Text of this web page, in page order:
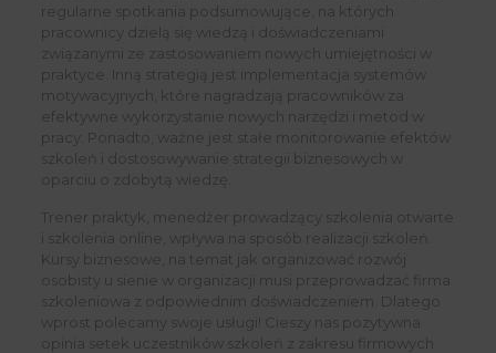
regularne spotkania podsumowujące, na których
pracownicy dzielą się wiedzą i doświadczeniami
związanymi ze zastosowaniem nowych umiejętności w
praktyce. Inną strategią jest implementacja systemów
motywacyjnych, które nagradzają pracowników za
efektywne wykorzystanie nowych narzędzi i metod w
pracy. Ponadto, ważne jest stałe monitorowanie efektów
szkoleń i dostosowywanie strategii biznesowych w
oparciu o zdobytą wiedzę.
Trener praktyk, menedżer prowadzący szkolenia otwarte
i szkolenia online, wpływa na sposób realizacji szkoleń.
Kursy biznesowe, na temat jak organizować rozwój
osobisty u sienie w organizacji musi przeprowadzać firma
szkoleniowa z odpowiednim doświadczeniem. Dlatego
wprost polecamy swoje usługi! Cieszy nas pozytywna
opinia setek uczestników szkoleń z zakresu firmowych